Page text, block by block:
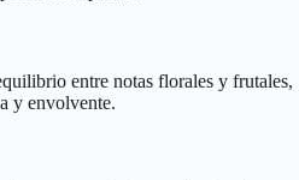
entre notas florales y frutales,
y envolvente.